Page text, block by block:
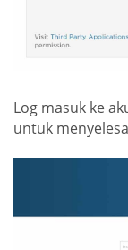
Log masuk ke
untuk